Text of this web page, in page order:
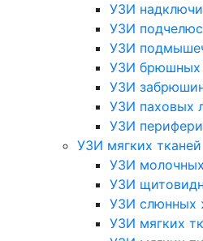
УЗИ
УЗИ
УЗИ
УЗИ брюшных
УЗИ
УЗИ паховых
УЗИ
УЗИ мягких тканей
УЗИ
УЗИ
УЗИ слюнных
УЗИ мягких